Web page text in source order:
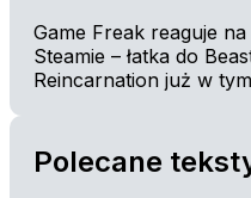
Game Freak reaguje
Steamie – łatka do
Reincarnation już w
Polecane